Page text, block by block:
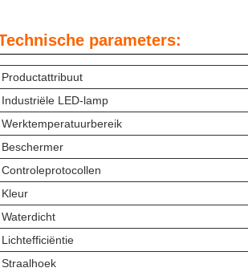
parameters:
Productattribuut
Industriële LED-lamp
Werktemperatuurbereik
Beschermer
Controleprotocollen
Kleur
Waterdicht
Lichtefficiëntie
Straalhoek